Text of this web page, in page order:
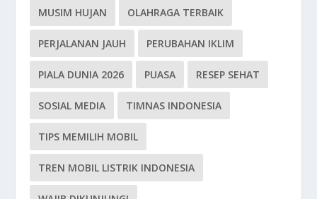
MUSIM HUJAN OLAHRAGA TERBAIK
PERJALANAN JAUH PERUBAHAN IKLIM
PIALA DUNIA 2026 PUASA RESEP SEHAT
SOSIAL MEDIA TIMNAS INDONESIA
TIPS MEMILIH MOBIL
TREN MOBIL LISTRIK INDONESIA